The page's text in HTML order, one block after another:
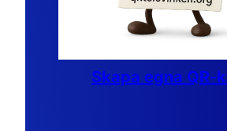
Skapa egna QR-